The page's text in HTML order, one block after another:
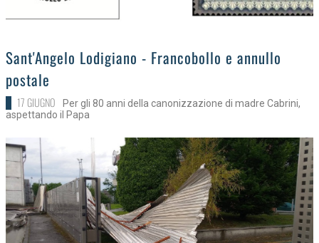
>
Sant'Angelo Lodigiano - Francobollo e annullo
postale
17 GIUGNO
Per gli 80 anni della canonizzazione di madre Cabrini,
aspettando il Papa